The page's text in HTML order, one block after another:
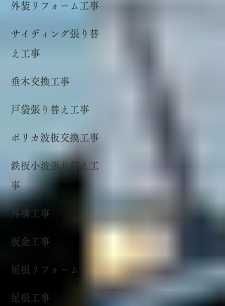
外装リフォーム工事
サイディング張り替
え工事
垂木交換工事
戸袋張り替え工事
ポリカ波板交換工事
鉄板小波張り替え工
事
外構工事
板金工事
屋根リフォーム
屋根工事